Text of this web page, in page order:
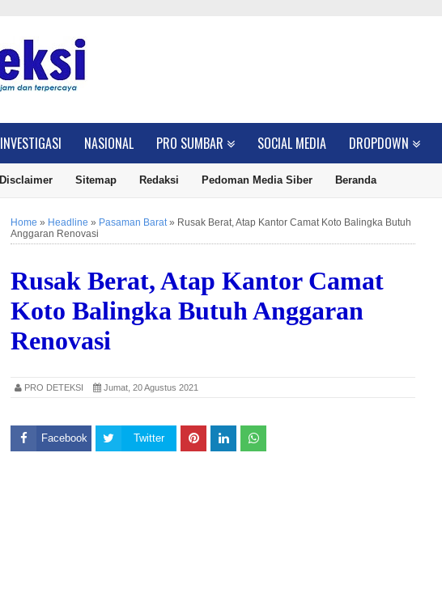
INVESTIGASI NASIONAL PRO SUMBAR SOCIAL MEDIA DROPDOWN
Disclaimer Sitemap Redaksi Pedoman Media Siber Beranda
Home » Headline » Pasaman Barat» Rusak Berat, Atap Kantor Camat Koto Balingka Butuh
Anggaran Renovasi
Rusak Berat, Atap Kantor Camat
Koto Balingka Butuh Anggaran
Renovasi
PRO DETEKSI Jumat, 20 Agustus 2021
Facebook Twitter